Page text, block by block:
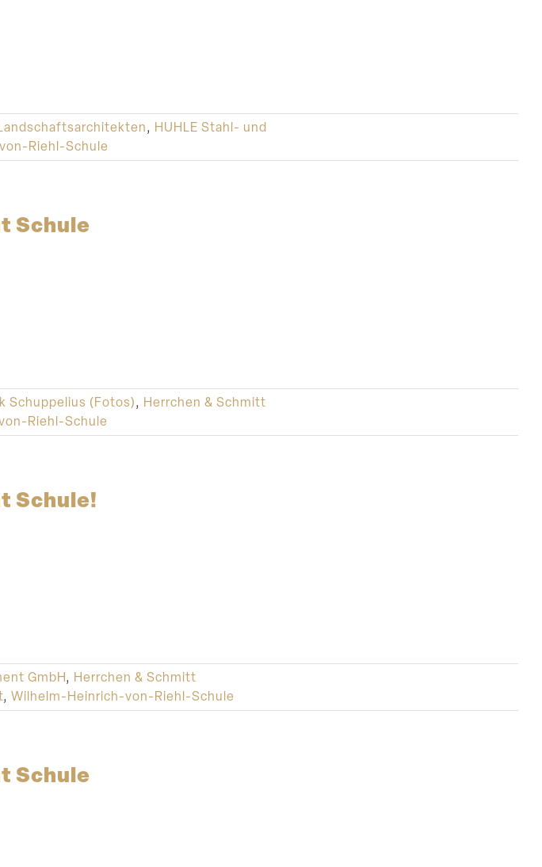
, HUHLE Stahl- und
Riehl-Schule
Schule
Schuppelius (Fotos), Herrchen & Schmitt
Riehl-Schule
Schule!
GmbH, Herrchen & Schmitt
, Wilhelm-Heinrich-von-Riehl-Schule
Schule